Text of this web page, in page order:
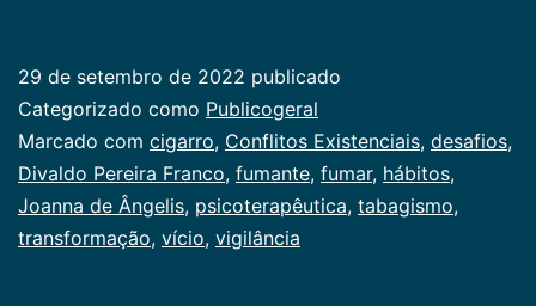
29 de setembro de 2022 publicado
Categorizado como Publicogeral
Marcado com cigarro, Conflitos Existenciais, desafios,
Divaldo Pereira Franco, fumante, fumar, hábitos,
Joanna de Ângelis, psicoterapêutica, tabagismo,
transformação, vício, vigilância